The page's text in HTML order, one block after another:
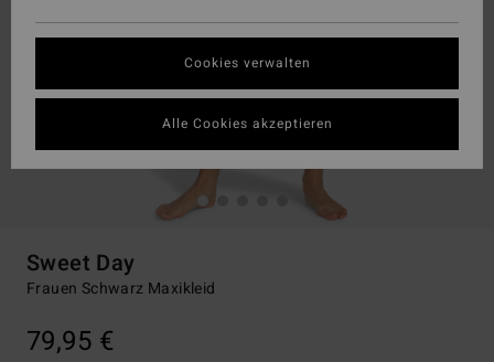
Sweet Day
Frauen Schwarz Maxikleid
79,95 €
Cookies verwalten
Alle Cookies akzeptieren